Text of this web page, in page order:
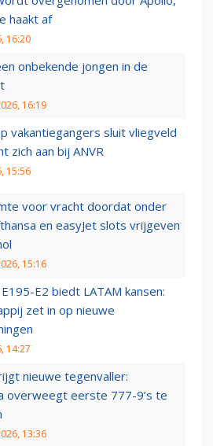
haakt af
16:20
onbekende jongen in de
16:19
vakantiegangers sluit vliegveld
zich aan bij ANVR
15:56
voor vracht doordat onder
en easyJet slots vrijgeven
15:16
E2 biedt LATAM kansen:
zet in op nieuwe
14:27
nieuwe tegenvaller:
overweegt eerste 777-9’s te
13:36